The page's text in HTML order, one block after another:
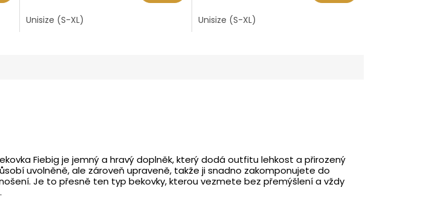
Unisize (S-XL) Unisize (S-XL)
Fiebig je jemný a hravý doplněk, který dodá outfitu lehkost a přirozený
uvolněně, ale zároveň upraveně, takže ji snadno zakomponujete do
Je to přesně ten typ bekovky, kterou vezmete bez přemýšlení a vždy